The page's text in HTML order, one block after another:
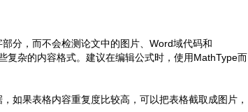
分，而不会检测论文中的图片、Word域代码和
复杂的内容格式。建议在编辑公式时，使用MathType而
如果表格内容重复度比较高，可以把表格截取成图片，